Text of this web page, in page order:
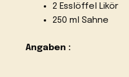
2 Esslöffel Likör
250 ml Sahne
Angaben :